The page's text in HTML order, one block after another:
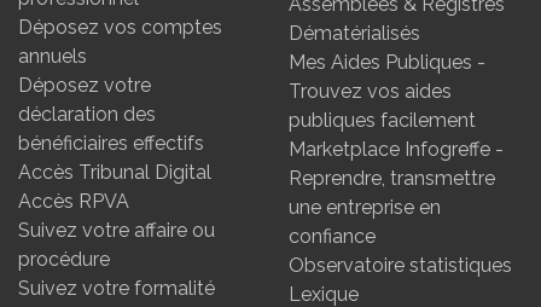
Déposez vos comptes
annuels
Déposez votre
déclaration des
bénéficiaires effectifs
Accès Tribunal Digital
Accès RPVA
Suivez votre affaire ou
procédure
Suivez votre formalité
Dématérialisés
Mes Aides Publiques -
Trouvez vos aides
publiques facilement
Marketplace Infogreffe -
Reprendre, transmettre
une entreprise en
confiance
Observatoire statistiques
Lexique